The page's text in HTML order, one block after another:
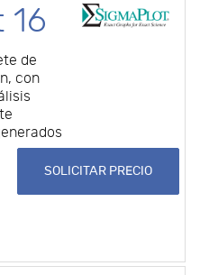
16
de
con
SOLICITAR PRECIO